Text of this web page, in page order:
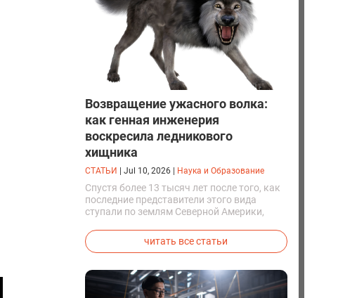
Возвращение ужасного волка:
как генная инженерия
воскресила ледникового
хищника
СТАТЬИ Jul 10, 2026 Наука и Образование
Спустя более 13 тысяч лет после того, как
последние представители этого вида
ступали по землям Северной Америки,
вывели первых генетически
модифицированных щенков с фенотипом
читать все статьи